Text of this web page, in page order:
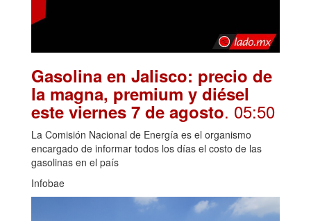
Gasolina en Jalisco: precio de
la magna, premium y diésel
este viernes 7 de agosto. 05:50
La Comisión Nacional de Energía es el organismo
encargado de informar todos los días el costo de las
gasolinas en el país
Infobae